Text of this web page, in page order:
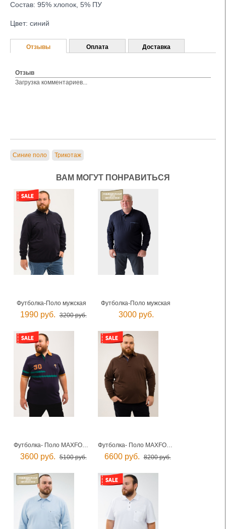
Состав: 95% хлопок, 5% ПУ
Цвет: синий
Отзывы
Отзыв
Загрузка комментариев...
Оплата Доставка
Синие поло Трикотаж
ВАМ МОГУТ ПОНРАВИТЬСЯ
Футболка-Поло мужская
1990 руб. 3200 руб.
Футболка-Поло мужская
3000 руб.
Футболка- Поло MAXFORT мужская
3600 руб. 5100 руб.
Футболка- Поло MAXFORT мужская
6600 руб. 8200 руб.